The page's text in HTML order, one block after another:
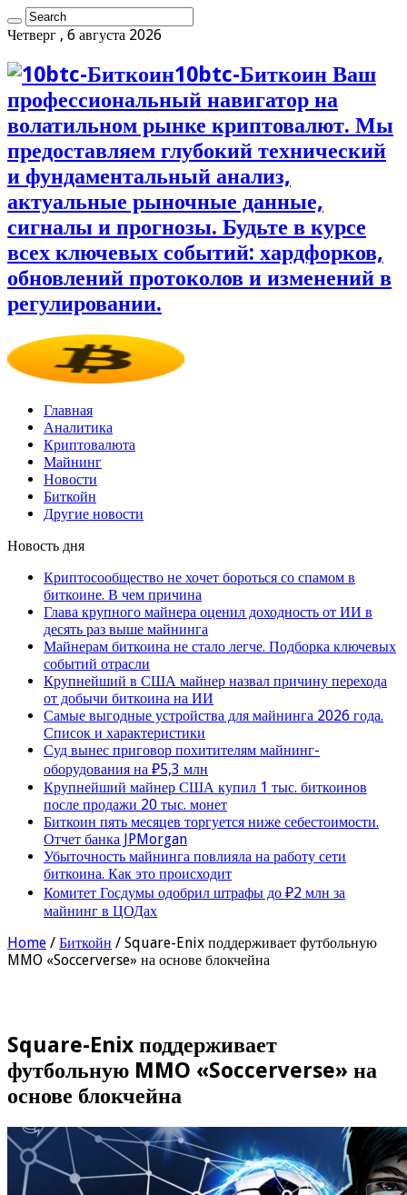
Четверг , 6 августа 2026
10btc-Биткоин Ваш
профессиональный навигатор на
волатильном рынке криптовалют. Мы
предоставляем глубокий технический
и фундаментальный анализ,
актуальные рыночные данные,
сигналы и прогнозы. Будьте в курсе
всех ключевых событий: хардфорков,
обновлений протоколов и изменений в
регулировании.
Главная
Аналитика
Криптовалюта
Майнинг
Новости
Биткойн
Другие новости
Новость дня
Криптосообщество не хочет бороться со спамом в
биткоине. В чем причина
Глава крупного майнера оценил доходность от ИИ в
десять раз выше майнинга
Майнерам биткоина не стало легче. Подборка ключевых
событий отрасли
Крупнейший в США майнер назвал причину перехода
от добычи биткоина на ИИ
Самые выгодные устройства для майнинга 2026 года.
Список и характеристики
Суд вынес приговор похитителям майнинг-
оборудования на ₽5,3 млн
Крупнейший майнер США купил 1 тыс. биткоинов
после продажи 20 тыс. монет
Биткоин пять месяцев торгуется ниже себестоимости.
Отчет банка JPMorgan
Убыточность майнинга повлияла на работу сети
биткоина. Как это происходит
Комитет Госдумы одобрил штрафы до ₽2 млн за
майнинг в ЦОДах
Home / Биткойн / Square-Enix поддерживает футбольную
MMO «Soccerverse» на основе блокчейна
Square-Enix поддерживает
футбольную MMO «Soccerverse» на
основе блокчейна